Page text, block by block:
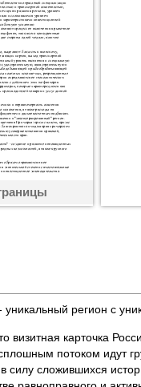
регион с
визитная карточка
потоком идут
сложившихся